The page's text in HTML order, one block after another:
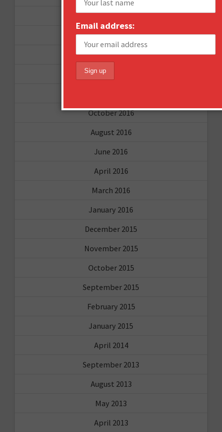
September 2017
August 2017
February 2017
December 2016
October 2016
August 2016
June 2016
April 2016
March 2016
January 2016
December 2015
November 2015
October 2015
September 2015
February 2015
January 2015
April 2014
September 2013
August 2013
May 2013
April 2013
Email address: